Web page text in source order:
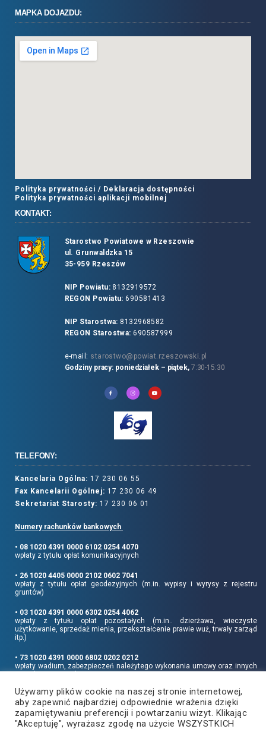
MAPKA DOJAZDU:
Polityka prywatności / Deklaracja dostępności
Polityka prywatności aplikacji mobilnej
KONTAKT:
Starostwo Powiatowe w Rzeszowie
ul. Grunwaldzka 15
35-959 Rzeszów
NIP Powiatu:8132919572
REGON Powiatu: 690581413
NIP Starostwa: 8132968582
REGON Starostwa: 690587999
e-mail: starostwo@powiat.rzeszowski.pl
Godziny pracy: poniedziałek – piątek, 7:30-15:30
TELEFONY:
Kancelaria Ogólna: 17 230 06 55
Fax Kancelarii Ogólnej: 17 230 06 49
Sekretariat Starosty: 17 230 06 01
Numery rachunków bankowych
• 08 1020 4391 0000 6102 0254 4070
wpłaty z tytułu opłat komunikacyjnych
• 26 1020 4405 0000 2102 0602 7041
wpłaty z tytułu opłat geodezyjnych (m.in. wypisy i wyrysy z rejestru
gruntów)
• 03 1020 4391 0000 6302 0254 4062
wpłaty z tytułu opłat pozostałych (m.in.. dzierżawa, wieczyste
użytkowanie, sprzedaż mienia, przekształcenie prawie wuż, trwały zarząd
itp.)
• 73 1020 4391 0000 6802 0202 0212
wpłaty wadium, zabezpieczeń należytego wykonania umowy oraz innych
Informujemy, że opłatę skarbową należy uiszczać na rachunek Urzędu
Miasta Rzeszowa:
• 90 1240 6960 3851 0062 0000 0423
Używamy plików cookie na naszej stronie internetowej,
aby zapewnić najbardziej odpowiednie wrażenia dzięki
zapamiętywaniu preferencji i powtarzaniu wizyt. Klikając
"Akceptuję", wyrażasz zgodę na użycie WSZYSTKICH